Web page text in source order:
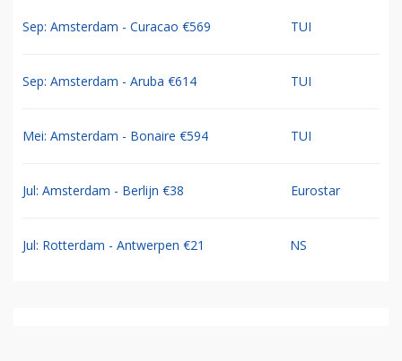
Sep: Amsterdam - Curacao €569 TUI
Sep: Amsterdam - Aruba €614 TUI
Mei: Amsterdam - Bonaire €594 TUI
Jul: Amsterdam - Berlijn €38 Eurostar
Jul: Rotterdam - Antwerpen €21 NS